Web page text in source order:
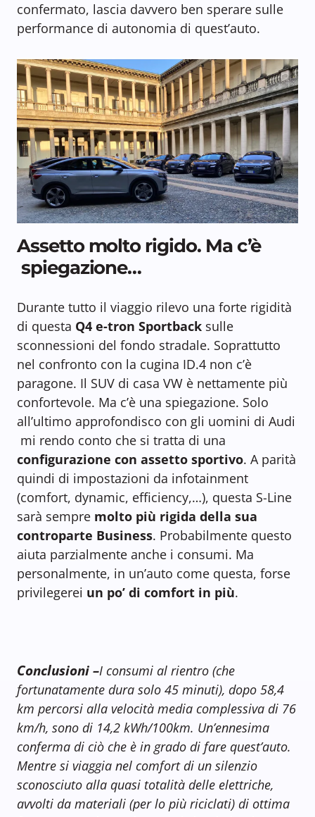
confermato, lascia davvero ben sperare sulle
performance di autonomia di quest’auto.
Assetto molto rigido. Ma c’è
spiegazione…
Durante tutto il viaggio rilevo una forte rigidità
di questa Q4 e-tron Sportback sulle
sconnessioni del fondo stradale. Soprattutto
nel confronto con la cugina ID.4 non c’è
paragone. Il SUV di casa VW è nettamente più
confortevole. Ma c’è una spiegazione. Solo
all’ultimo approfondisco con gli uomini di Audi
mi rendo conto che si tratta di una
configurazione con assetto sportivo. A parità
quindi di impostazioni da infotainment
(comfort, dynamic, efficiency,…), questa S-Line
sarà sempre molto più rigida della sua
controparte Business. Probabilmente questo
aiuta parzialmente anche i consumi. Ma
personalmente, in un’auto come questa, forse
privilegerei un po’ di comfort in più.
Conclusioni –I consumi al rientro (che
fortunatamente dura solo 45 minuti), dopo 58,4
km percorsi alla velocità media complessiva di 76
km/h, sono di 14,2 kWh/100km. Un’ennesima
conferma di ciò che è in grado di fare quest’auto.
Mentre si viaggia nel comfort di un silenzio
sconosciuto alla quasi totalità delle elettriche,
avvolti da materiali (per lo più riciclati) di ottima